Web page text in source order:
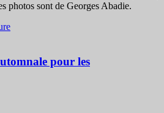
photos sont de Georges Abadie.
pour les